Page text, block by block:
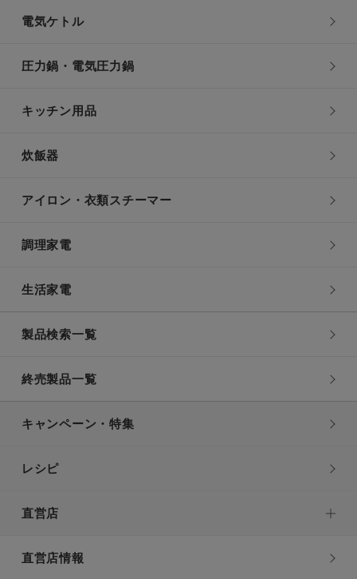
電気ケトル
圧力鍋・電気圧力鍋
キッチン用品
炊飯器
アイロン・衣類スチーマー
調理家電
生活家電
製品検索一覧
終売製品一覧
キャンペーン・特集
レシピ
直営店
直営店情報